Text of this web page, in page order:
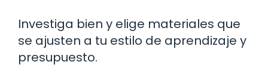
Investiga bien y elige materiales que
se ajusten a tu estilo de aprendizaje y
presupuesto.